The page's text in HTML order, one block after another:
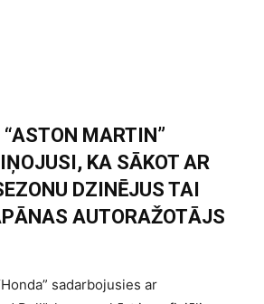
MARTIN”
KA SĀKOT AR
DZINĒJUS TAI
AUTORAŽOTĀJS
sadarbojusies ar